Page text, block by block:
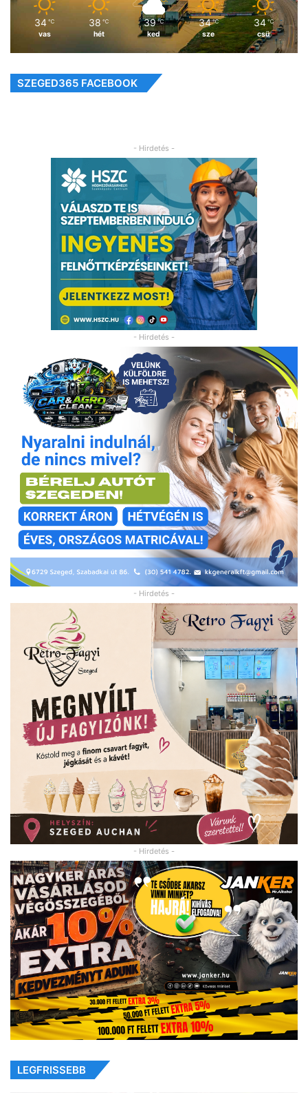
34 ℃
vas
38 ℃
hét
39 ℃
ked
34 ℃
sze
34 ℃
csü
SZEGED365 FACEBOOK
- Hirdetés -
- Hirdetés -
- Hirdetés -
- Hirdetés -
LEGFRISSEBB